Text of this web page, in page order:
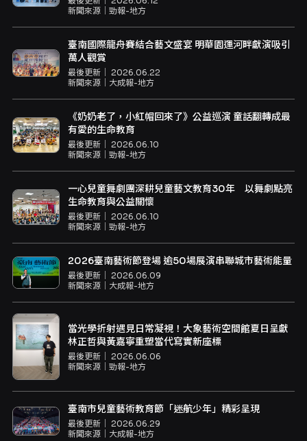
新聞來源｜ 勁報-地方
臺南國際龍舟賽結合藝文盛宴 明華園運河畔獻演吸引
萬人觀賞
最後更新｜ 2026.06.22
新聞來源｜ 大成報-地方
《奶奶老了，小紅帽回來了》公益巡演 童話翻轉成最
有愛的生命教育
最後更新｜ 2026.06.10
新聞來源｜ 勁報-地方
一心兒童舞劇團深耕兒童藝文教育30年 以舞劇點亮
生命教育與公益關懷
最後更新｜ 2026.06.10
新聞來源｜ 勁報-地方
2026臺南藝術節登場 逾50場展演串聯城市藝術能量
最後更新｜ 2026.06.09
新聞來源｜ 大成報-地方
當光學折射遇見日常凝視！大象藝術空間館夏日呈獻
林正哲與黃嘉寧重塑當代寫實新座標
最後更新｜ 2026.06.06
新聞來源｜ 勁報-地方
臺南市兒童藝術教育節「迷航少年」精彩呈現
最後更新｜ 2026.06.29
新聞來源｜ 大成報-地方